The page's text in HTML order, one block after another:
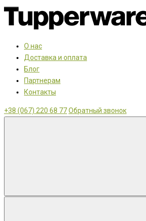
О нас
Доставка и оплата
Блог
Партнерам
Контакты
+38 (067) 220 68 77Обратный звонок